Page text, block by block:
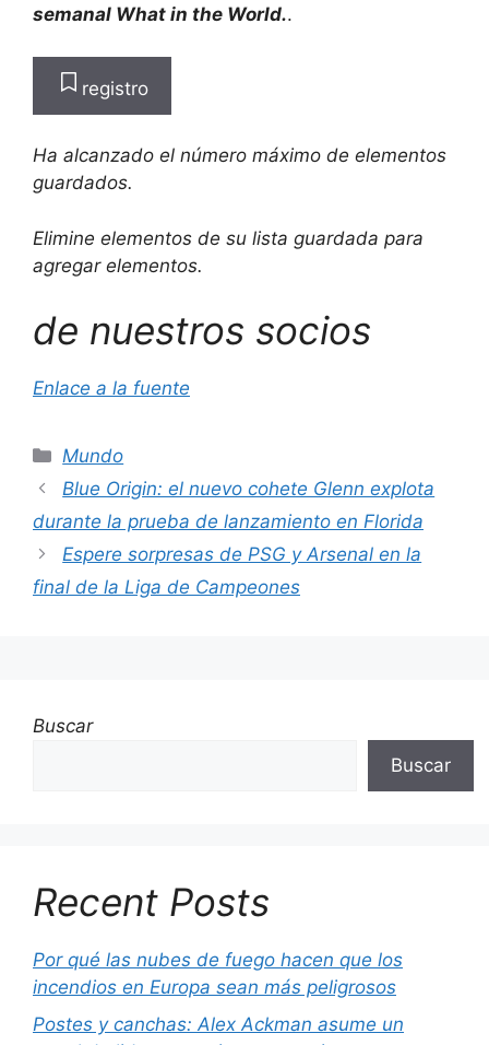
semanal What in the World..
registro
Ha alcanzado el número máximo de elementos
guardados.
Elimine elementos de su lista guardada para
agregar elementos.
de nuestros socios
Enlace a la fuente
Categorías
Mundo
Blue Origin: el nuevo cohete Glenn explota
durante la prueba de lanzamiento en Florida
Espere sorpresas de PSG y Arsenal en la
final de la Liga de Campeones
Buscar
Buscar
Recent Posts
Por qué las nubes de fuego hacen que los
incendios en Europa sean más peligrosos
Postes y canchas: Alex Ackman asume un